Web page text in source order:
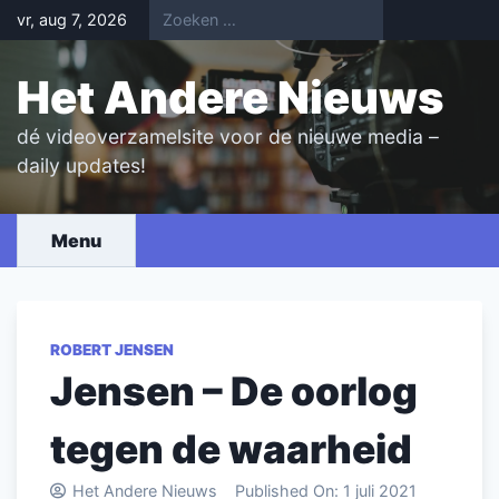
Skip
to
content
vr, aug 7, 2026
Het Andere Nieuws
dé videoverzamelsite voor de nieuwe media –
daily updates!
Menu
ROBERT JENSEN
Jensen – De oorlog
tegen de waarheid
Het Andere Nieuws Published On: 1 juli 2021